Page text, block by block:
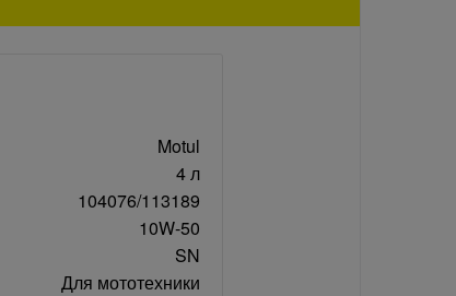
Motul
4 л
104076/113189
10W-50
SN
Для мототехники